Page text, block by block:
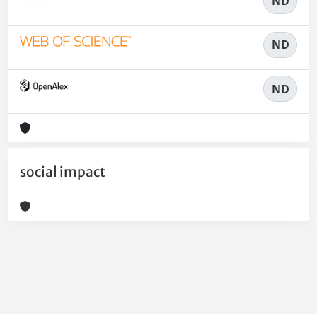
ND
ND
social impact